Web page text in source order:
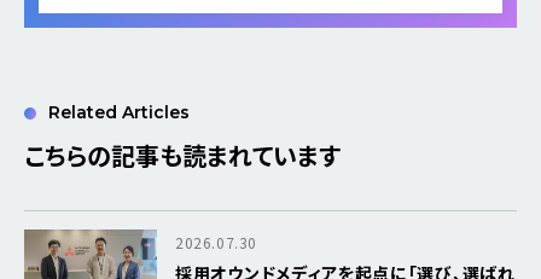
Related Articles
こちらの記事も読まれています
2026.07.30
採用オウンドメディアを起点に「選び、選ばれ